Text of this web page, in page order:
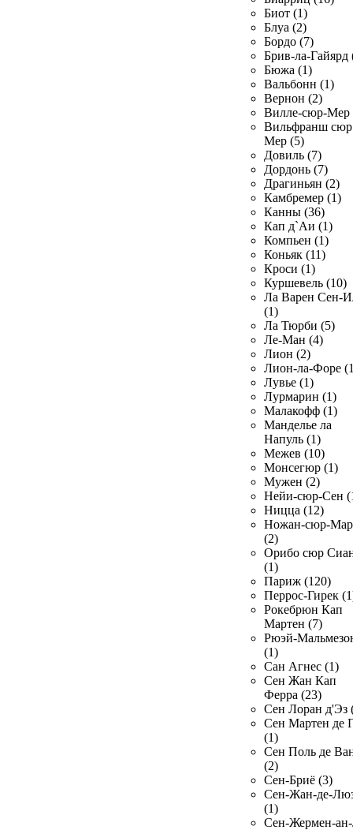
Биот (1)
Блуа (2)
Бордо (7)
Брив-ла-Гайярд
Бюжа (1)
Вальбонн (1)
Вернон (2)
Вилле-сюр-Мер
Вильфранш сюр
Мер (5)
Довиль (7)
Дордонь (7)
Драгиньян (2)
Камбремер (1)
Канны (36)
Кап д`Аи (1)
Компьен (1)
Коньяк (11)
Кроси (1)
Куршевель (10)
Ла Варен Сен-
(1)
Ла Тюрби (5)
Ле-Ман (4)
Лион (2)
Лион-ла-Форе
Лувье (1)
Лурмарин (1)
Малакофф (1)
Манделье ла
Напуль (1)
Межев (10)
Монсегюр (1)
Мужен (2)
Нейи-сюр-Сен
Ницца (12)
Ножан-сюр-
(2)
Орибо сюр
(1)
Париж (120)
Перрос-Гирек
Рокебрюн Кап
Мартен (7)
Рюэй-
(1)
Сан Агнес (1)
Сен Жан Кап
Ферра (23)
Сен Лоран д'Эз
Сен Мартен де
(1)
Сен Поль де
(2)
Сен-Бриё (3)
Сен-Жан-де-
(1)
Сен-Жермен-